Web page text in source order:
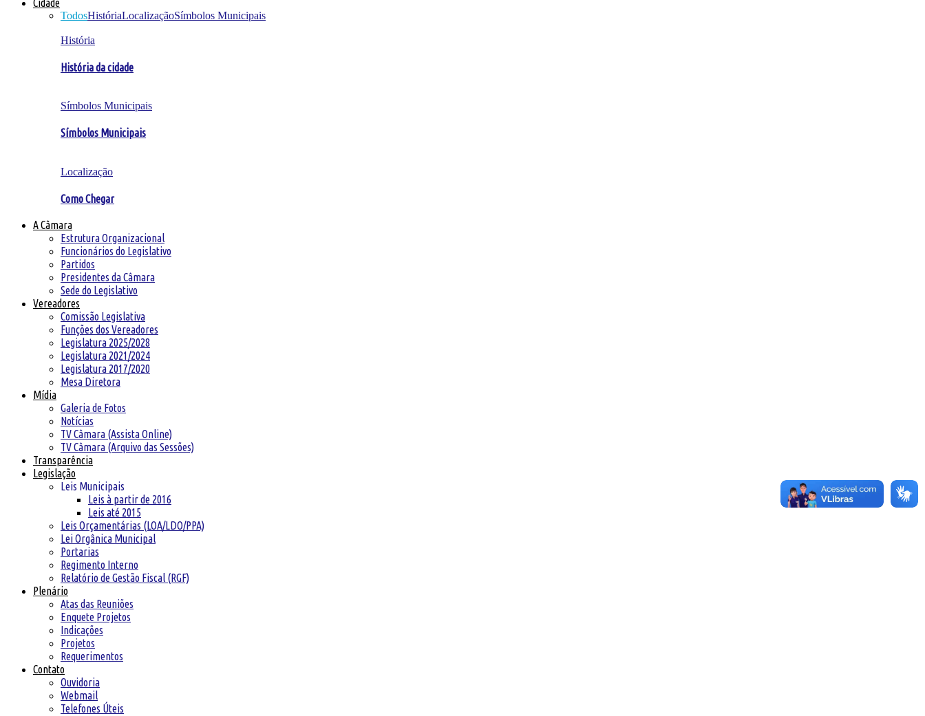
Cidade
TodosHistóriaLocalizaçãoSímbolos Municipais
História
História da cidade
Símbolos Municipais
Símbolos Municipais
Localização
Como Chegar
A Câmara
Estrutura Organizacional
Funcionários do Legislativo
Partidos
Presidentes da Câmara
Sede do Legislativo
Vereadores
Comissão Legislativa
Funções dos Vereadores
Legislatura 2025/2028
Legislatura 2021/2024
Legislatura 2017/2020
Mesa Diretora
Mídia
Galeria de Fotos
Notícias
TV Câmara (Assista Online)
TV Câmara (Arquivo das Sessões)
Transparência
Legislação
Leis Municipais
Leis à partir de 2016
Leis até 2015
Leis Orçamentárias (LOA/LDO/PPA)
Lei Orgânica Municipal
Portarias
Regimento Interno
Relatório de Gestão Fiscal (RGF)
Plenário
Atas das Reuniões
Enquete Projetos
Indicações
Projetos
Requerimentos
Contato
Ouvidoria
Webmail
Telefones Úteis